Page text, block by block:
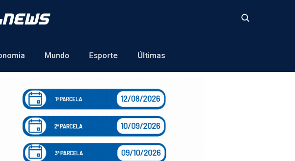
Mundo Esporte Últimas